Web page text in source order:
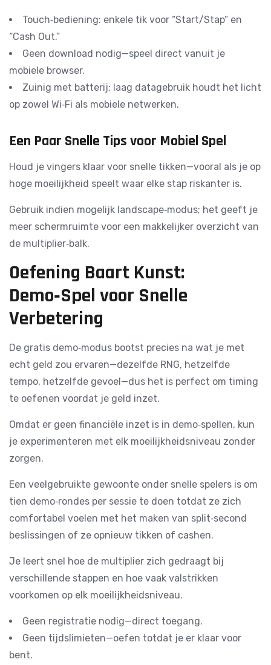
Touch‑bediening: enkele tik voor “Start/Stap” en
“Cash Out.”
Geen download nodig—speel direct vanuit je
mobiele browser.
Zuinig met batterij; laag datagebruik houdt het licht
op zowel Wi‑Fi als mobiele netwerken.
Een Paar Snelle Tips voor Mobiel Spel
Houd je vingers klaar voor snelle tikken—vooral als je op
hoge moeilijkheid speelt waar elke stap riskanter is.
Gebruik indien mogelijk landscape‑modus; het geeft je
meer schermruimte voor een makkelijker overzicht van
de multiplier‑balk.
Oefening Baart Kunst:
Demo‑Spel voor Snelle
Verbetering
De gratis demo‑modus bootst precies na wat je met
echt geld zou ervaren—dezelfde RNG, hetzelfde
tempo, hetzelfde gevoel—dus het is perfect om timing
te oefenen voordat je geld inzet.
Omdat er geen financiële inzet is in demo‑spellen, kun
je experimenteren met elk moeilijkheidsniveau zonder
zorgen.
Een veelgebruikte gewoonte onder snelle spelers is om
tien demo‑rondes per sessie te doen totdat ze zich
comfortabel voelen met het maken van split‑second
beslissingen of ze opnieuw tikken of cashen.
Je leert snel hoe de multiplier zich gedraagt bij
verschillende stappen en hoe vaak valstrikken
voorkomen op elk moeilijkheidsniveau.
Geen registratie nodig—direct toegang.
Geen tijdslimieten—oefen totdat je er klaar voor
bent.